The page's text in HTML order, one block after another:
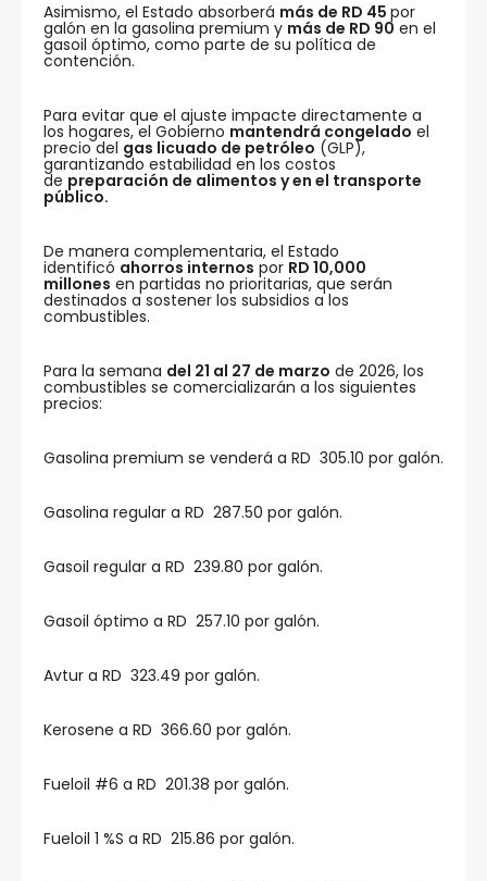
Asimismo, el Estado absorberá más de RD 45 por
galón en la gasolina premium y más de RD 90 en el
gasoil óptimo, como parte de su política de
contención.
Para evitar que el ajuste impacte directamente a
los hogares, el Gobierno mantendrá congelado el
precio del gas licuado de petróleo (GLP),
garantizando estabilidad en los costos
de preparación de alimentos y en el transporte
público.
De manera complementaria, el Estado
identificó ahorros internos por RD 10,000
millones en partidas no prioritarias, que serán
destinados a sostener los subsidios a los
combustibles.
Para la semana del 21 al 27 de marzo de 2026, los
combustibles se comercializarán a los siguientes
precios:
Gasolina premium se venderá a RD 305.10 por galón.
Gasolina regular a RD 287.50 por galón.
Gasoil regular a RD 239.80 por galón.
Gasoil óptimo a RD 257.10 por galón.
Avtur a RD 323.49 por galón.
Kerosene a RD 366.60 por galón.
Fueloil #6 a RD 201.38 por galón.
Fueloil 1 %S a RD 215.86 por galón.